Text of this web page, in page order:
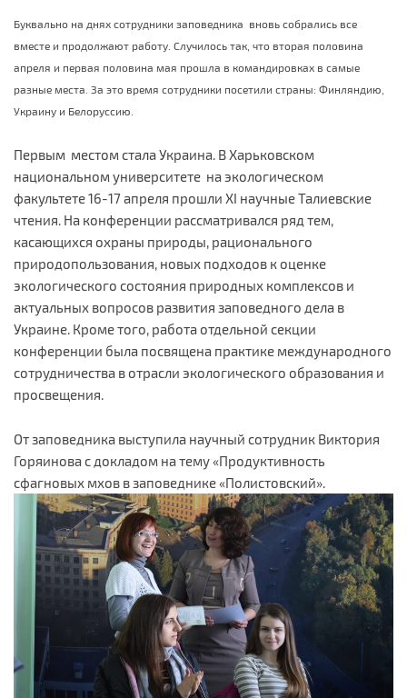
Буквально на днях сотрудники заповедника вновь собрались все
вместе и продолжают работу. Случилось так, что вторая половина
апреля и первая половина мая прошла в командировках в самые
разные места. За это время сотрудники посетили страны: Финляндию,
Украину и Белоруссию.
Первым местом стала Украина. В Харьковском
национальном университете на экологическом
факультете 16-17 апреля прошли ХI научные Талиевские
чтения. На конференции рассматривался ряд тем,
касающихся охраны природы, рационального
природопользования, новых подходов к оценке
экологического состояния природных комплексов и
актуальных вопросов развития заповедного дела в
Украине. Кроме того, работа отдельной секции
конференции была посвящена практике международного
сотрудничества в отрасли экологического образования и
просвещения.
От заповедника выступила научный сотрудник Виктория
Горяинова с докладом на тему «Продуктивность
сфагновых мхов в заповеднике «Полистовский».